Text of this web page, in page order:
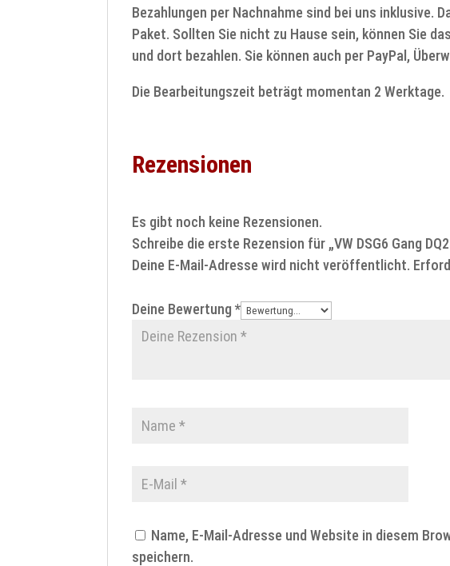
Bezahlungen per Nachnahme sind bei uns inklusive.
Paket. Sollten Sie nicht zu Hause sein, können Sie
und dort bezahlen. Sie können auch per PayPal,
Die Bearbeitungszeit beträgt momentan 2 Werktage.
Rezensionen
Es gibt noch keine Rezensionen.
Schreibe die erste Rezension für „VW DSG6 Gang
Deine E-Mail-Adresse wird nicht veröffentlicht.
Deine Bewertung*
Name, E-Mail-Adresse und Website in diesem
speichern.